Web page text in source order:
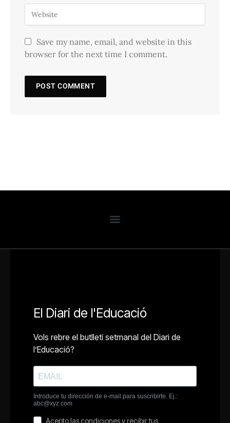
Save my name, email, and website in this
browser for the next time I comment.